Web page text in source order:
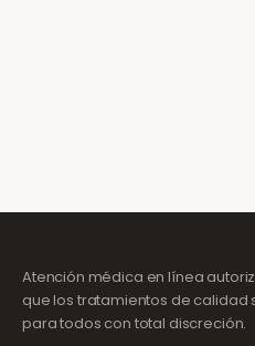
Atención médica en línea
que los tratamientos de calidad
para todos con total discreción.